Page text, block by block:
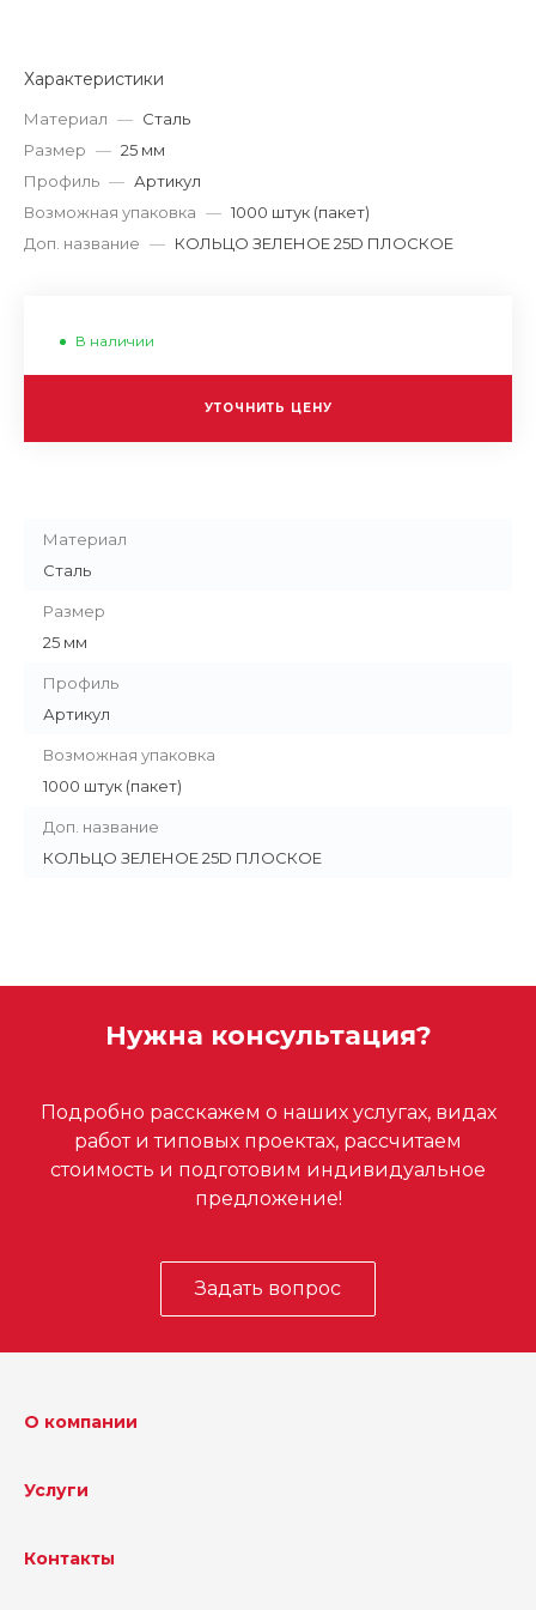
Характеристики
Материал — Сталь
Размер — 25 мм
Профиль — Артикул
Возможная упаковка — 1000 штук (пакет)
Доп. название — КОЛЬЦО ЗЕЛЕНОЕ 25D ПЛОСКОЕ
В наличии
УТОЧНИТЬ ЦЕНУ
Материал
Сталь
Размер
25 мм
Профиль
Артикул
Возможная упаковка
1000 штук (пакет)
Доп. название
КОЛЬЦО ЗЕЛЕНОЕ 25D ПЛОСКОЕ
Нужна консультация?
Подробно расскажем о наших услугах, видах
работ и типовых проектах, рассчитаем
стоимость и подготовим индивидуальное
предложение!
Задать вопрос
О компании
Услуги
Контакты